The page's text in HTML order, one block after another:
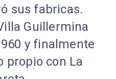
sus fabricas.
Guillermina
y finalmente
propio con La